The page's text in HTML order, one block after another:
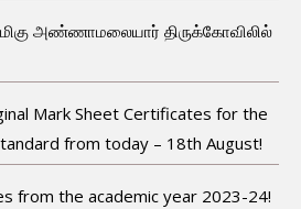
அண்ணாமலையார் திருக்கோவிலில்
Mark Sheet Certificates for the
from today – 18th August!
from the academic year 2023-24!